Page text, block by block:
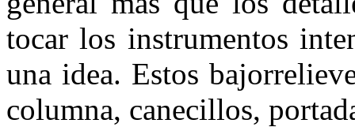
tocar los instrumentos
una idea. Estos
columna, canecillos,